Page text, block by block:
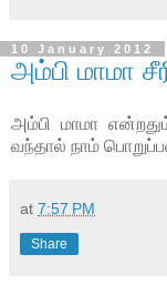
10 January 2012
அம்பி மாமா
அம்பி மாமா
வந்தால் நாம்
at 7:57 PM
Share